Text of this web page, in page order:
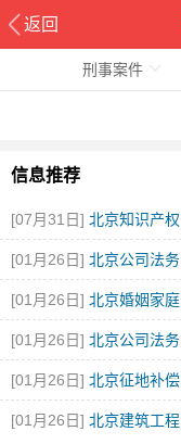
返回
刑事案件
信息推荐
[07月31日] 北京知识产权
重新注册[图]
[01月26日] 北京公司法务
[01月26日] 北京婚姻家庭
[01月26日] 北京公司法务
[01月26日] 北京征地补偿
[01月26日] 北京建筑工程